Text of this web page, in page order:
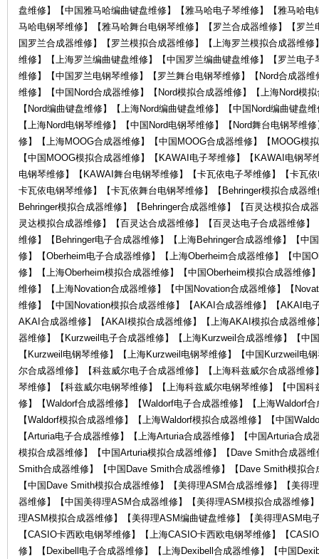
盘维修】【中国雅马哈编曲键盘维修】【雅马哈电子琴维修】【雅马哈
马哈电钢琴维修】【雅马哈舞台电钢琴维修】【罗兰合成器维修】【罗
国罗兰合成器维修】【罗兰模拟合成器维修】【上海罗兰模拟合成器维
维修】【上海罗兰编曲键盘维修】【中国罗兰编曲键盘维修】【罗兰电
维修】【中国罗兰电钢琴维修】【罗兰舞台电钢琴维修】【Nord合成器
维修】【中国Nord合成器维修】【Nord模拟合成器维修】【上海Nord模
【Nord编曲键盘维修】【上海Nord编曲键盘维修】【中国Nord编曲键盘
【上海Nord电钢琴维修】【中国Nord电钢琴维修】【Nord舞台电钢琴维
修】【上海MOOG合成器维修】【中国MOOG合成器维修】【MOOG模
【中国MOOG模拟合成器维修】【KAWAI电子琴维修】【KAWAI电钢
电钢琴维修】【KAWAI舞台电钢琴维修】【卡瓦依电子琴维修】【卡瓦
卡瓦依电钢琴维修】【卡瓦依舞台电钢琴维修】【Behringer模拟合成器
Behringer模拟合成器维修】【Behringer合成器维修】【百灵达模拟合成
灵达模拟合成器维修】【百灵达合成器维修】【百灵达电子合成器维修
维修】【Behringer电子合成器维修】【上海Behringer合成器维修】【中
修】【Oberheim电子合成器维修】【上海Oberheim合成器维修】【中国
修】【上海Oberheim模拟合成器维修】【中国Oberheim模拟合成器维修
维修】【上海Novation合成器维修】【中国Novation合成器维修】【
维修】【中国Novation模拟合成器维修】【AKAI合成器维修】【AKAI电
AKAI合成器维修】【AKAI模拟合成器维修】【上海AKAI模拟合成器维
器维修】【Kurzweil电子合成器维修】【上海Kurzweil合成器维修】【中
【Kurzweil电钢琴维修】【上海Kurzweil电钢琴维修】【中国Kurzweil电
尔合成器维修】【科兹威尔电子合成器维修】【上海科兹威尔合成器维
琴维修】【科兹威尔电钢琴维修】【上海科兹威尔电钢琴维修】【中国
修】【Waldorf合成器维修】【Waldorf电子合成器维修】【上海Waldorf
【Waldorf模拟合成器维修】【上海Waldorf模拟合成器维修】【中国
【Arturia电子合成器维修】【上海Arturia合成器维修】【中国Arturia合
模拟合成器维修】【中国Arturia模拟合成器维修】【Dave Smith合成器
Smith合成器维修】【中国Dave Smith合成器维修】【Dave Smith模拟
【中国Dave Smith模拟合成器维修】【美得理ASM合成器维修】【美得
器维修】【中国美得理ASM合成器维修】【美得理ASM模拟合成器维修
理ASM模拟合成器维修】【美得理ASM编曲键盘维修】【美得理ASM电
【CASIO卡西欧电钢琴维修】【上海CASIO卡西欧电钢琴维修】【
修】【Dexibell电子合成器维修】【上海Dexibell合成器维修】【中国